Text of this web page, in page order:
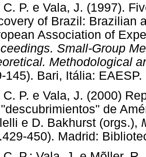
C. P. e Vala, J. (1997).
of Brazil: Brazilian
Association of
Small-Group
Methodological
145). Bari, Itália:
C. P. e Vala, J. (2000)
de
e D. Bakhurst (orgs.),
450). Madrid: